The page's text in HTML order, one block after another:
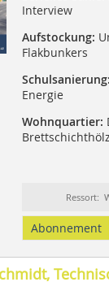
Interview
Aufstockung:
Flakbunkers
Schulsanierung:
Energie
Wohnquartier:
Ressort:
Abonnement